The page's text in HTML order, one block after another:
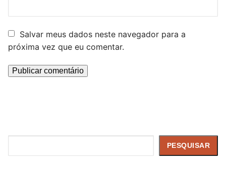
Salvar meus dados neste navegador para a
próxima vez que eu comentar.
PESQUISAR